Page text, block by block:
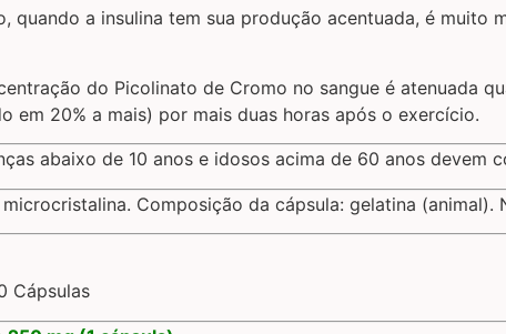
a insulina tem sua produção acentuada, é muito
do Picolinato de Cromo no sangue é atenuada
em 20% a mais) por mais duas horas após o exercício.
abaixo de 10 anos e idosos acima de 60 anos devem
Composição da cápsula: gelatina (animal).
Cápsulas